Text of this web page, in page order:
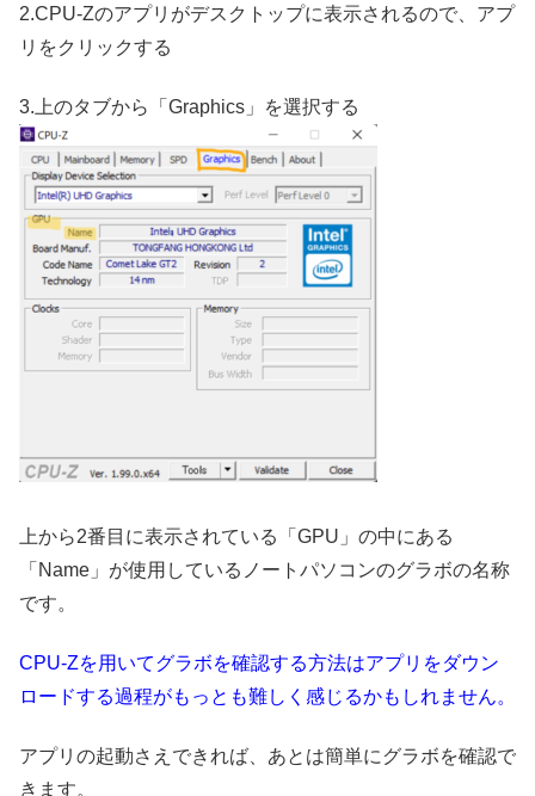
2.CPU-Zのアプリがデスクトップに表示されるので、アプ
リをクリックする
3.上のタブから「Graphics」を選択する
上から2番目に表示されている「GPU」の中にある
「Name」が使用しているノートパソコンのグラボの名称
です。
CPU-Zを用いてグラボを確認する方法はアプリをダウン
ロードする過程がもっとも難しく感じるかもしれません。
アプリの起動さえできれば、あとは簡単にグラボを確認で
きます。